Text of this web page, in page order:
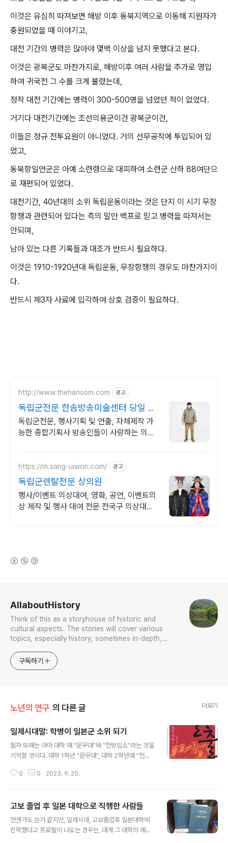
이것은 유심히 따져보면 해방 이후 동북지역으로 이동해 지원자가
충원되었을 때 이야기고,
대전 기간의 병력은 많아야 몇백 이상을 넘지 못했다고 본다.
이것은 광복군도 마찬가지로, 해방이후 여러 사람을 추가로 영입
하여 귀국전 그 수를 크게 불렸는데,
정작 대전 기간에는 병력이 300-500명을 넘었던 적이 없었다.
거기다 대전기간에는 조선의용군이건 광복군이건,
이들은 정규 전투요원이 아니었다. 거의 선무공작에 투입되어 있
었고,
동북항일연군은 아예 소련령으로 대피하여 소련군 산하 88여단으
로 재편되어 있었다.
대전기간, 40년대의 소위 독립운동이라는 것은 단지 이 시기 무장
항쟁과 관련되어 있다는 측의 말만 백프로 믿고 병력을 따져서는
안되며,
남아 있는 다른 기록들과 대조가 반드시 필요하다.
이것은 1910-1920년대 독립운동, 무장항쟁의 경우도 마찬가지이
다.
반드시 제3자 사료에 입각하여 상호 검증이 필요하다.
http://www.thehansom.com 광고
독립군전문 한솜방송미술센터 당일 배
송 및 수령가능!
독립군전문, 행사기획 및 연출, 자체제작 가
능한 종합기획사 방송인들이 사랑하는 의상
https://m.sang-uiwon.com/ 광고
독립군렌탈전문 상의원
행사/이벤트 의상대여, 영화, 공연, 이벤트의
상 제작 및 행사 대여 전문 전국구 의상대여
AllaboutHistory
Think of this as a storyhouse of historic and
cultural aspects. The stories will cover various
topics, especially history, sometimes in-depth,
approach will be to resist any common sense or
generalized viewpoint
구독하기
노년의 연구 의 다른 글 더보기
일제시대말: 학병이 일본군 소위 되기
필자 또래는 아마 대학 때 "문무대"와 "전방입소"라는 것을
기억할 것이다. 대학 1학년 "문무대", 대학 2학년때 "전방
목적은 당시 대학생들이 하도 데모를 많이 하다 보니 잡아
도 있었던 것으로 기억한다. 물론 문무대를 가건 전방입소
를 하건 그것 때문에 하던 데모를 안할 리는 없고, 그건 그
거대로, 이건 이거대로 그랬다. 일제시대 말. 스스로 원해서
0 0 2023. 9. 20.
고보 졸업 후 일본 대학으로 직행한 사람들
언젠가도 쓴거 같지만, 일제시대, 고보졸업후 일본대학에
진학했다고 프로필이 나오는 경우는, 대개 그 대학의 예과